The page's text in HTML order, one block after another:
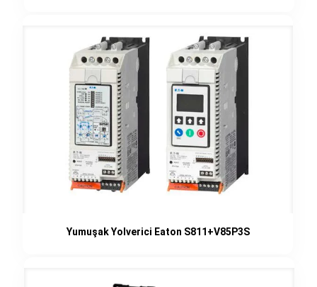
Yumuşak Yolverici Eaton S811+V85P3S